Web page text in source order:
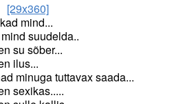
[29x360]
mind...
suudelda..
su sõber...
ilus...
minuga tuttavax saada...
sexikas.....